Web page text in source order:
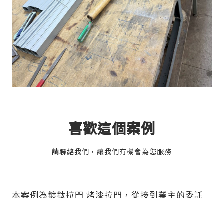
喜歡這個案例
請聯絡我們，讓我們有機會為您服務
本案例為鍍鈦拉門 烤漆拉門，從接到業主的委託